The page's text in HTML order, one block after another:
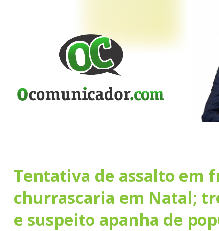
Tentativa de assalto em
churrascaria em Natal;
e suspeito apanha de